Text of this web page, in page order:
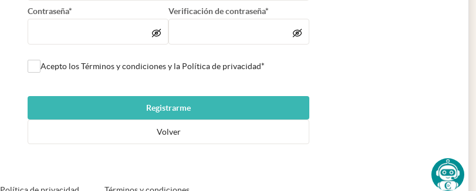
Contraseña* Verificación de contraseña*
Acepto los Términos y condiciones y la Política de privacidad*
Registrarme
Volver